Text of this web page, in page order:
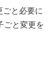
と必要に
ごと変更を